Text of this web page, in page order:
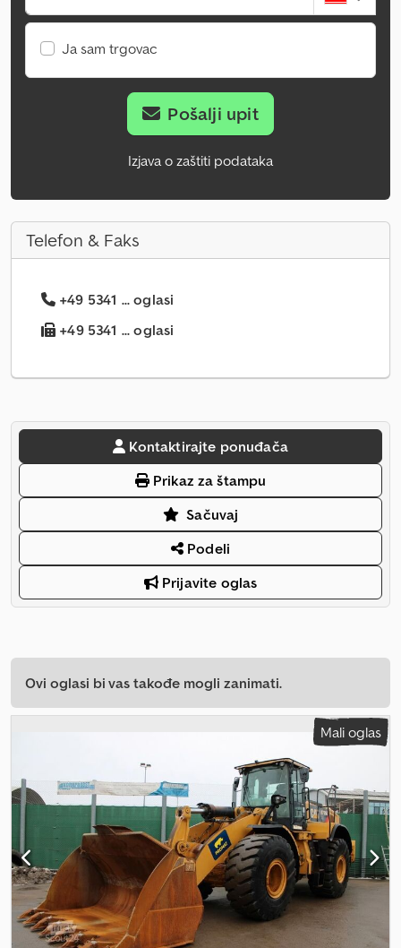
Ja sam trgovac
Pošalji upit
Izjava o zaštiti podataka
Telefon & Faks
+49 5341 ... oglasi
+49 5341 ... oglasi
Kontaktirajte ponuđača
Prikaz za štampu
Sačuvaj
Podeli
Prijavite oglas
Ovi oglasi bi vas takođe mogli zanimati.
Mali oglas